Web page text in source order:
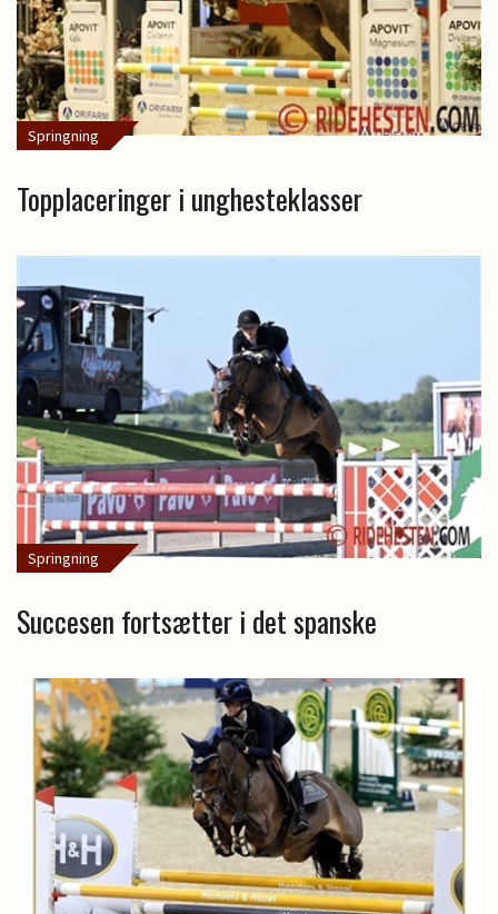
Springning
Topplaceringer i unghesteklasser
Springning
Succesen fortsætter i det spanske